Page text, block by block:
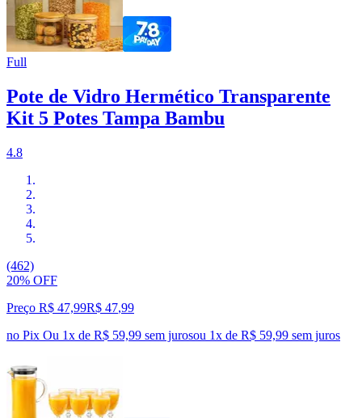
Full
Pote de Vidro Hermético Transparente
Kit 5 Potes Tampa Bambu
4.8
(462)
20% OFF
Preço R$ 47,99R$ 47,99
no Pix Ou 1x de R$ 59,99 sem jurosou 1x de R$ 59,99 sem juros